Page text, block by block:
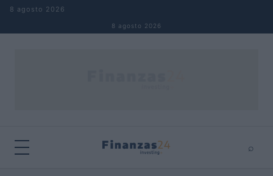
Saltar al contenido
8 agosto 2026
8 agosto 2026
⌕